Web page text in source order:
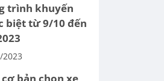
trình khuyến
biệt từ 9/10 đến
2023
bản chọn xe